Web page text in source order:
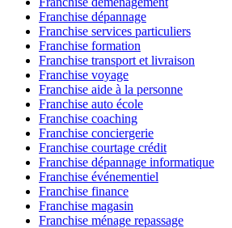
Franchise dépannage
Franchise services particuliers
Franchise formation
Franchise transport et livraison
Franchise voyage
Franchise aide à la personne
Franchise auto école
Franchise coaching
Franchise conciergerie
Franchise courtage crédit
Franchise dépannage informatique
Franchise événementiel
Franchise finance
Franchise magasin
Franchise ménage repassage